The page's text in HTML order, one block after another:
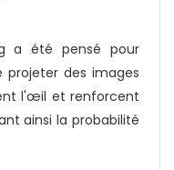
a été pensé pour
des images
l'œil et renforcent
ainsi la probabilité